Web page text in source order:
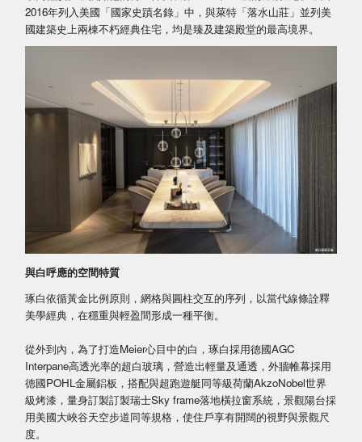
2016年列入美國「國家史蹟名錄」中，與萊特「落水山莊」並列美
國建築史上兩棟不朽經典住宅，均是臻及建築殿堂的最高境界。
與白呼應的空間特質
琢白依循黃金比例原則，網格與圓柱交互的序列，以當代線條詮釋
美學經典，在穩重與輕盈間形成一種平衡。
從外到內，為了打造Meier心目中的白，琢白採用德國AGC
Interpane高透光率的超白玻璃，營造出輕量及通透，外牆帷幕採用
德國POHL金屬鋁板，搭配與超跑遊艇同等級荷蘭AkzoNobel世界
級烤漆，量身訂製訂製瑞士Sky frame落地橫拉窗系統，景觀陽台採
用美國大峽谷天空步道同等規格，使住戶享有開闊的視野與景觀尺
度。